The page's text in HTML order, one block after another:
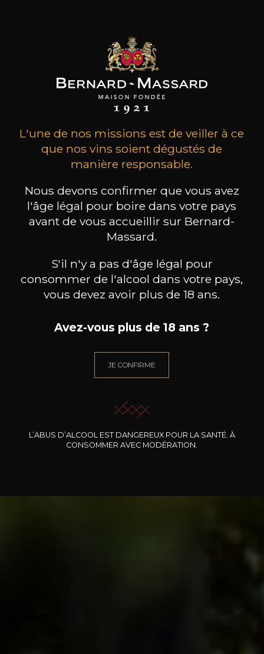
L'une de nos missions est de veiller à ce
que nos vins soient dégustés de
manière responsable.
Nous devons confirmer que vous avez
l'âge légal pour boire dans votre pays
avant de vous accueillir sur Bernard-
Massard.
S'il n'y a pas d'âge légal pour
consommer de l'alcool dans votre pays,
vous devez avoir plus de 18 ans.
Avez-vous plus de 18 ans ?
JE CONFIRME
L’ABUS D’ALCOOL EST DANGEREUX POUR LA SANTÉ. À
CONSOMMER AVEC MODÉRATION.
Château de
Schengen